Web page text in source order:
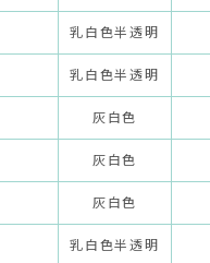
乳白色半透明
乳白色半透明
灰白色
灰白色
灰白色
乳白色半透明